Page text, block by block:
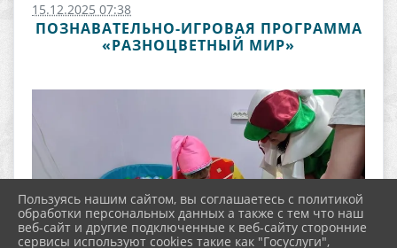
15.12.2025 07:38
ПОЗНАВАТЕЛЬНО-ИГРОВАЯ ПРОГРАММА
«РАЗНОЦВЕТНЫЙ МИР»
Пользуясь нашим сайтом, вы соглашаетесь с политикой
обработки персональных данных а также с тем что наш
веб-сайт и другие подключенные к веб-сайту сторонние
сервисы используют cookies такие как "Госуслуги",